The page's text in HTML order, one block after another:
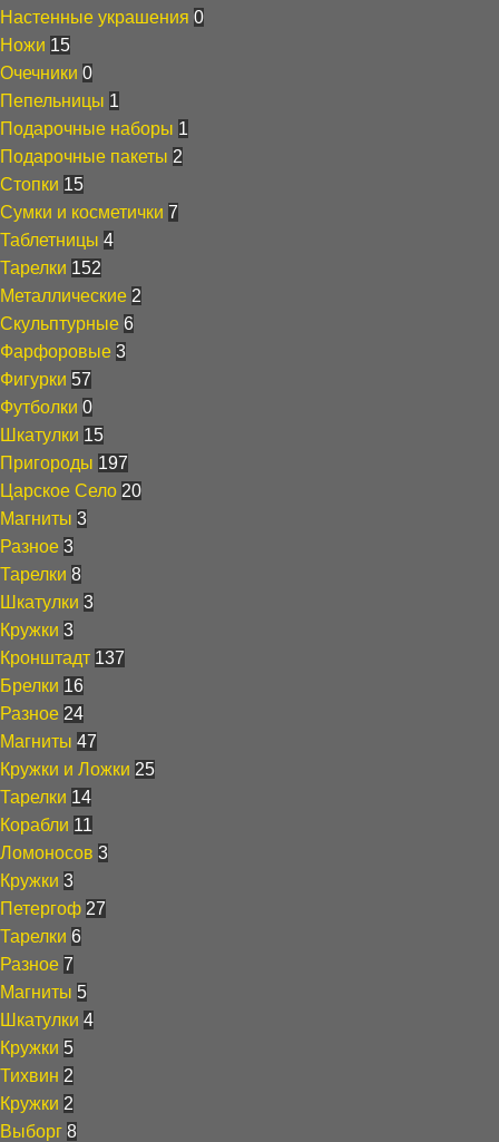
Настенные украшения 0
Ножи 15
Очечники 0
Пепельницы 1
Подарочные наборы 1
Подарочные пакеты 2
Стопки 15
Сумки и косметички 7
Таблетницы 4
Тарелки 152
Металлические 2
Скульптурные 6
Фарфоровые 3
Фигурки 57
Футболки 0
Шкатулки 15
Пригороды 197
Царское Село 20
Магниты 3
Разное 3
Тарелки 8
Шкатулки 3
Кружки 3
Кронштадт 137
Брелки 16
Разное 24
Магниты 47
Кружки и Ложки 25
Тарелки 14
Корабли 11
Ломоносов 3
Кружки 3
Петергоф 27
Тарелки 6
Разное 7
Магниты 5
Шкатулки 4
Кружки 5
Тихвин 2
Кружки 2
Выборг 8